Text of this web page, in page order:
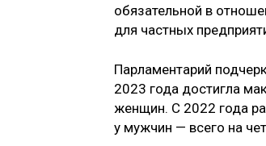
обязательной в
для частных
Парламентарий
2023 года достигла
женщин. С 2022 года
у мужчин — всего на